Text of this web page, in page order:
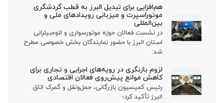
هم‌افزایی برای تبدیل البرز به قطب گردشگری
موتوراسپرت و میزبانی رویدادهای ملی و
بین‌المللی
در نشست فعالان حوزه موتورسواری و اتومبیلرانی
استان البرز با حضور نمایندگان بخش خصوصی مطرح
شد:
لزوم بازنگری در رویه‌های اجرایی و تجاری برای
کاهش موانع پیش‌روی فعالان اقتصادی
رئیس کمیسیون بازرگانی، حمل‌ونقل و گمرک اتاق
البرز تأکید کرد؛